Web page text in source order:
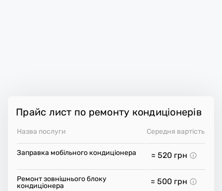
Прайс лист по ремонту кондиціонерів
Назва послуги Середня вартість
Заправка мобільного кондиціонера ≈ 520 грн
Ремонт зовнішнього блоку
кондиціонера
≈ 500 грн